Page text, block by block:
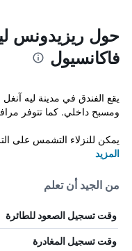
حول ريزيدونس
فاكانسيول
يقع الفندق في مدينة ليه
ومسبح داخلي. كما تتوفر
يمكن للنزلاء التشمس على
المزيد
من الجيد أن تعلم
وقت تسجيل الصعود للطائرة
وقت تسجيل المغادرة